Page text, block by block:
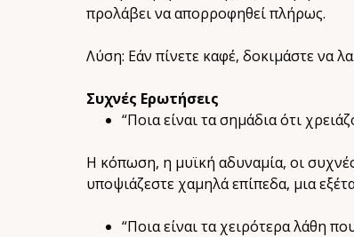
προλάβει να απορροφηθεί πλήρως.
Λύση: Εάν πίνετε καφέ, δοκιμάστε να
Συχνές Ερωτήσεις
“Ποια είναι τα σημάδια ότι
Η κόπωση, η μυϊκή αδυναμία, οι
υποψιάζεστε χαμηλά επίπεδα, μια
“Ποια είναι τα χειρότερα λάθη